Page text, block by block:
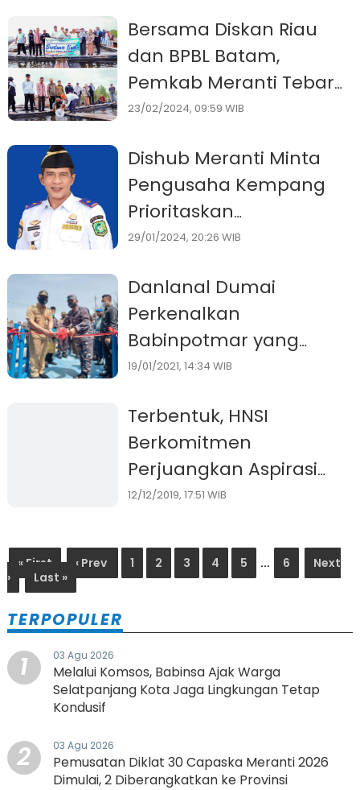
Air Tawar
Bersama Diskan Riau
dan BPBL Batam,
Pemkab Meranti Tebar
Ribuan Benih Kakap
23/02/2024, 09:59 WIB
Dishub Meranti Minta
Pengusaha Kempang
Prioritaskan
Keselamatan
29/01/2024, 20:26 WIB
Danlanal Dumai
Perkenalkan
Babinpotmar yang
Bertugas Di Pos Al
19/01/2021, 14:34 WIB
Terbentuk, HNSI
Berkomitmen
Perjuangkan Aspirasi
Nelayan Meranti
12/12/2019, 17:51 WIB
« First ‹ Prev 1 2 3 4 5 ... 6
Next
›
Last »
TERPOPULER
1 03 Agu 2026
Melalui Komsos, Babinsa Ajak Warga
Selatpanjang Kota Jaga Lingkungan Tetap
Kondusif
2 03 Agu 2026
Pemusatan Diklat 30 Capaska Meranti 2026
Dimulai, 2 Diberangkatkan ke Provinsi